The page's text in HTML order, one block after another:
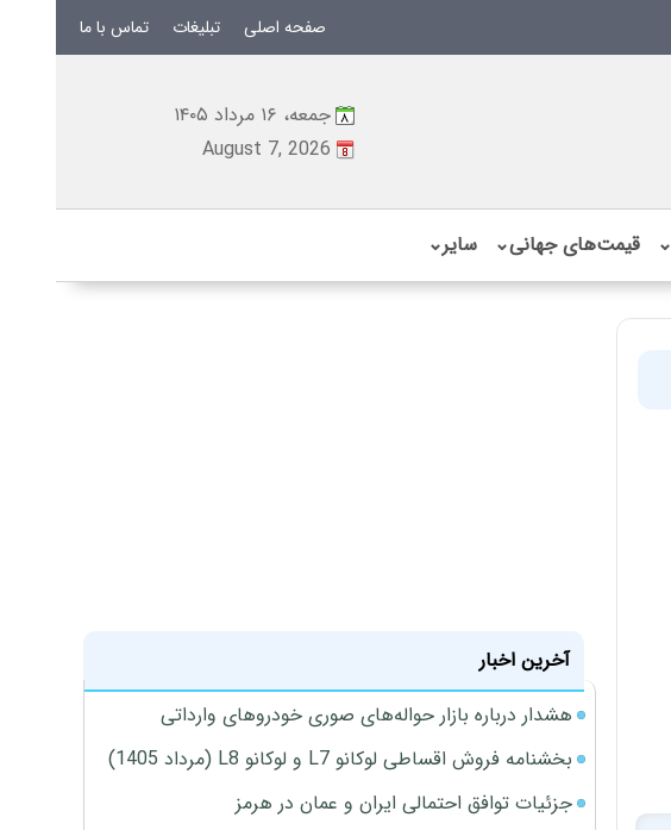
صفحه اصلی تبلیغات تماس با ما
جمعه، ۱۶ مرداد ۱۴۰۵
August 7, 2026
⌄ قیمت‌های جهانی⌄ سایر⌄
آخرین اخبار
هشدار درباره بازار حواله‌های صوری خودروهای وارداتی
بخشنامه فروش اقساطی لوکانو L7 و لوکانو L8 (مرداد 1405)
جزئیات توافق احتمالی ایران و عمان در هرمز